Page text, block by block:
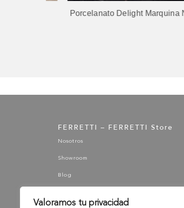
Valoramos tu privacidad
Porcelanato Delight Marquina Nero
FERRETTI – FERRETTI Store
Nosotros
Showroom
Blog